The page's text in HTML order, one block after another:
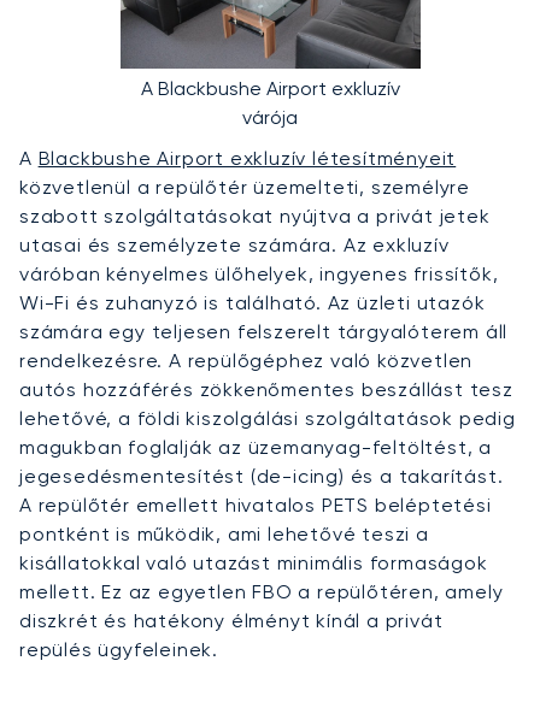
A Blackbushe Airport exkluzív
várója
A Blackbushe Airport exkluzív létesítményeit
közvetlenül a repülőtér üzemelteti, személyre
szabott szolgáltatásokat nyújtva a privát jetek
utasai és személyzete számára. Az exkluzív
váróban kényelmes ülőhelyek, ingyenes frissítők,
Wi-Fi és zuhanyzó is található. Az üzleti utazók
számára egy teljesen felszerelt tárgyalóterem áll
rendelkezésre. A repülőgéphez való közvetlen
autós hozzáférés zökkenőmentes beszállást tesz
lehetővé, a földi kiszolgálási szolgáltatások pedig
magukban foglalják az üzemanyag-feltöltést, a
jegesedésmentesítést (de-icing) és a takarítást.
A repülőtér emellett hivatalos PETS beléptetési
pontként is működik, ami lehetővé teszi a
kisállatokkal való utazást minimális formaságok
mellett. Ez az egyetlen FBO a repülőtéren, amely
diszkrét és hatékony élményt kínál a privát
repülés ügyfeleinek.